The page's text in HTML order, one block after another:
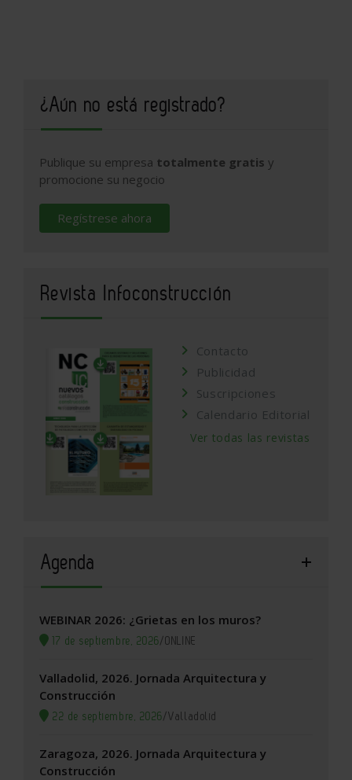
¿Aún no está registrado?
Publique su empresa totalmente gratis y
promocione su negocio
Regístrese ahora
Revista Infoconstrucción
Contacto
Publicidad
Suscripciones
Calendario Editorial
Ver todas las revistas
Agenda
WEBINAR 2026: ¿Grietas en los muros?
17 de septiembre, 2026/ONLINE
Valladolid, 2026. Jornada Arquitectura y
Construcción
22 de septiembre, 2026/Valladolid
Zaragoza, 2026. Jornada Arquitectura y
Construcción